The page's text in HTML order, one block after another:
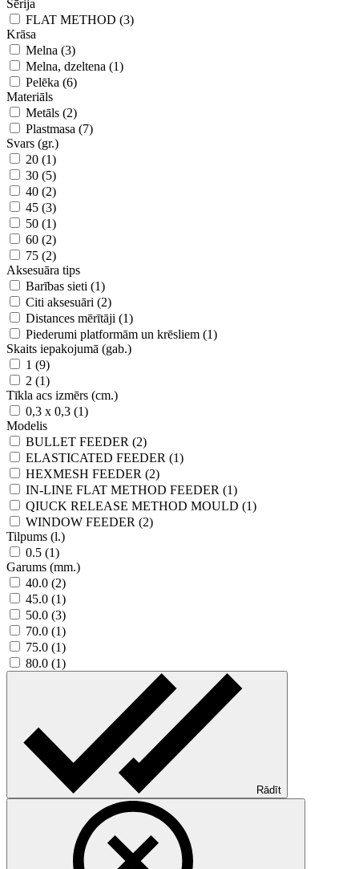
Sērija
FLAT METHOD (3)
Krāsa
Melna (3)
Melna, dzeltena (1)
Pelēka (6)
Materiāls
Metāls (2)
Plastmasa (7)
Svars (gr.)
20 (1)
30 (5)
40 (2)
45 (3)
50 (1)
60 (2)
75 (2)
Aksesuāra tips
Barības sieti (1)
Citi aksesuāri (2)
Distances mērītāji (1)
Piederumi platformām un krēsliem (1)
Skaits iepakojumā (gab.)
1 (9)
2 (1)
Tīkla acs izmērs (cm.)
0,3 x 0,3 (1)
Modelis
BULLET FEEDER (2)
ELASTICATED FEEDER (1)
HEXMESH FEEDER (2)
IN-LINE FLAT METHOD FEEDER (1)
QIUCK RELEASE METHOD MOULD (1)
WINDOW FEEDER (2)
Tilpums (l.)
0.5 (1)
Garums (mm.)
40.0 (2)
45.0 (1)
50.0 (3)
70.0 (1)
75.0 (1)
80.0 (1)
Rādīt